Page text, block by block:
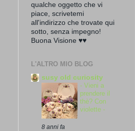
qualche oggetto che vi
piace, scrivetemi
all'indirizzo che trovate qui
sotto, senza impegno!
Buona Visione ♥♥
L'ALTRO MIO BLOG
susy old curiosity
- Vieni a
prendere il
thè? Con
violette -
8 anni fa